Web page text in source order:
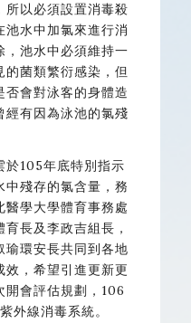
所以必須設置消毒殺
水中加氯來進行消
，池水中必須維持一
的菌類繁衍感染，但
會對泳客的身體造
經有因為泳池的氯殘
於105年底特別指示
殘存的氯含量，務
醫學大學體育事務處
長及李政吉組長，
瑜環安長共同到各地
，希望引進更新更
開會評估規劃，106
外線消毒系統。